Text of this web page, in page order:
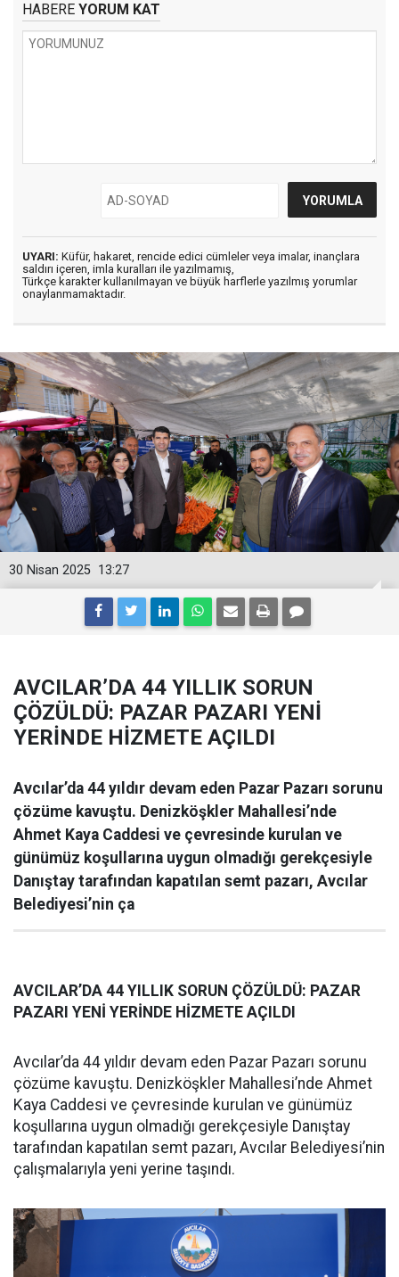
HABERE YORUM KAT
UYARI: Küfür, hakaret, rencide edici cümleler veya imalar, inançlara
saldırı içeren, imla kuralları ile yazılmamış,
Türkçe karakter kullanılmayan ve büyük harflerle yazılmış yorumlar
onaylanmamaktadır.
13:27
30 Nisan 2025
AVCILAR’DA 44 YILLIK SORUN
ÇÖZÜLDÜ: PAZAR PAZARI YENİ
YERİNDE HİZMETE AÇILDI
Avcılar’da 44 yıldır devam eden Pazar Pazarı sorunu
çözüme kavuştu. Denizköşkler Mahallesi’nde
Ahmet Kaya Caddesi ve çevresinde kurulan ve
günümüz koşullarına uygun olmadığı gerekçesiyle
Danıştay tarafından kapatılan semt pazarı, Avcılar
Belediyesi’nin ça
AVCILAR’DA 44 YILLIK SORUN ÇÖZÜLDÜ: PAZAR
PAZARI YENİ YERİNDE HİZMETE AÇILDI
Avcılar’da 44 yıldır devam eden Pazar Pazarı sorunu
çözüme kavuştu. Denizköşkler Mahallesi’nde Ahmet
Kaya Caddesi ve çevresinde kurulan ve günümüz
koşullarına uygun olmadığı gerekçesiyle Danıştay
tarafından kapatılan semt pazarı, Avcılar Belediyesi’nin
çalışmalarıyla yeni yerine taşındı.